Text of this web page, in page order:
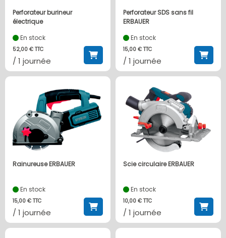
Perforateur burineur
électrique
En stock
52,00 € TTC
/ 1 journée
Perforateur SDS sans fil
ERBAUER
En stock
15,00 € TTC
/ 1 journée
Rainureuse ERBAUER
En stock
15,00 € TTC
/ 1 journée
Scie circulaire ERBAUER
En stock
10,00 € TTC
/ 1 journée